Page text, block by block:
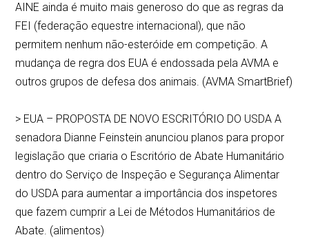
AINE ainda é muito mais generoso do que as regras da
FEI (federação equestre internacional), que não
permitem nenhum não-esteróide em competição. A
mudança de regra dos EUA é endossada pela AVMA e
outros grupos de defesa dos animais. (AVMA SmartBrief)
> EUA – PROPOSTA DE NOVO ESCRITÓRIO DO USDA A
senadora Dianne Feinstein anunciou planos para propor
legislação que criaria o Escritório de Abate Humanitário
dentro do Serviço de Inspeção e Segurança Alimentar
do USDA para aumentar a importância dos inspetores
que fazem cumprir a Lei de Métodos Humanitários de
Abate. (alimentos)